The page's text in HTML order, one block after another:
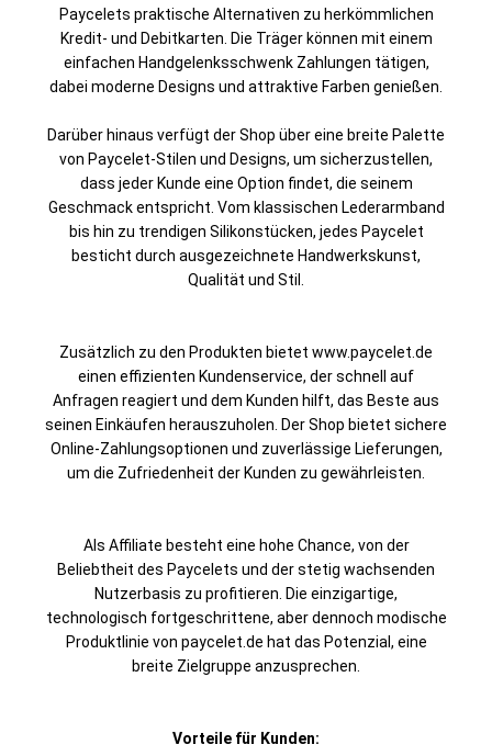
Paycelets praktische Alternativen zu herkömmlichen
Kredit- und Debitkarten. Die Träger können mit einem
einfachen Handgelenksschwenk Zahlungen tätigen,
dabei moderne Designs und attraktive Farben genießen.
Darüber hinaus verfügt der Shop über eine breite Palette
von Paycelet-Stilen und Designs, um sicherzustellen,
dass jeder Kunde eine Option findet, die seinem
Geschmack entspricht. Vom klassischen Lederarmband
bis hin zu trendigen Silikonstücken, jedes Paycelet
besticht durch ausgezeichnete Handwerkskunst,
Qualität und Stil.
Zusätzlich zu den Produkten bietet www.paycelet.de
einen effizienten Kundenservice, der schnell auf
Anfragen reagiert und dem Kunden hilft, das Beste aus
seinen Einkäufen herauszuholen. Der Shop bietet sichere
Online-Zahlungsoptionen und zuverlässige Lieferungen,
um die Zufriedenheit der Kunden zu gewährleisten.
Als Affiliate besteht eine hohe Chance, von der
Beliebtheit des Paycelets und der stetig wachsenden
Nutzerbasis zu profitieren. Die einzigartige,
technologisch fortgeschrittene, aber dennoch modische
Produktlinie von paycelet.de hat das Potenzial, eine
breite Zielgruppe anzusprechen.
Vorteile für Kunden: